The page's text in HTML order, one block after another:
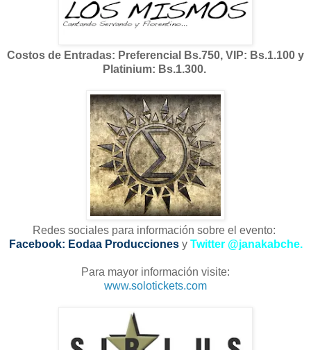
Costos de Entradas: Preferencial Bs.750, VIP: Bs.1.100 y
Platinium: Bs.1.300.
Redes sociales para información sobre el evento:
Facebook: Eodaa Produccionesy Twitter @janakabche.
Para mayor información visite:
www.solotickets.com